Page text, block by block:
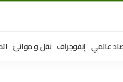
عالمي إنفوجراف نقل و موانئ